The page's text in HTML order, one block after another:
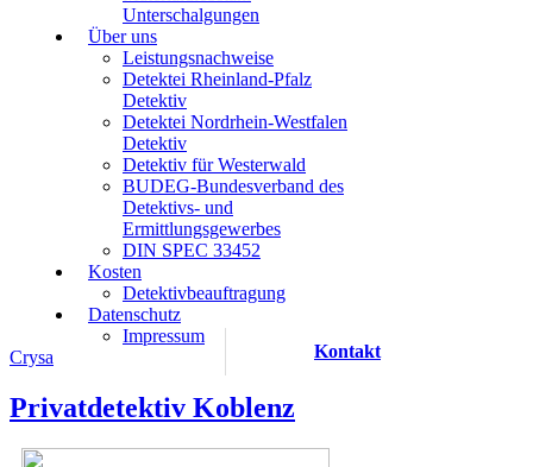
Unterschalgungen
Über uns
Leistungsnachweise
Detektei Rheinland-Pfalz
Detektiv
Detektei Nordrhein-Westfalen
Detektiv
Detektiv für Westerwald
BUDEG-Bundesverband des
Detektivs- und
Ermittlungsgewerbes
DIN SPEC 33452
Kosten
Detektivbeauftragung
Datenschutz
Impressum
Kontakt
Crysa
Privatdetektiv Koblenz